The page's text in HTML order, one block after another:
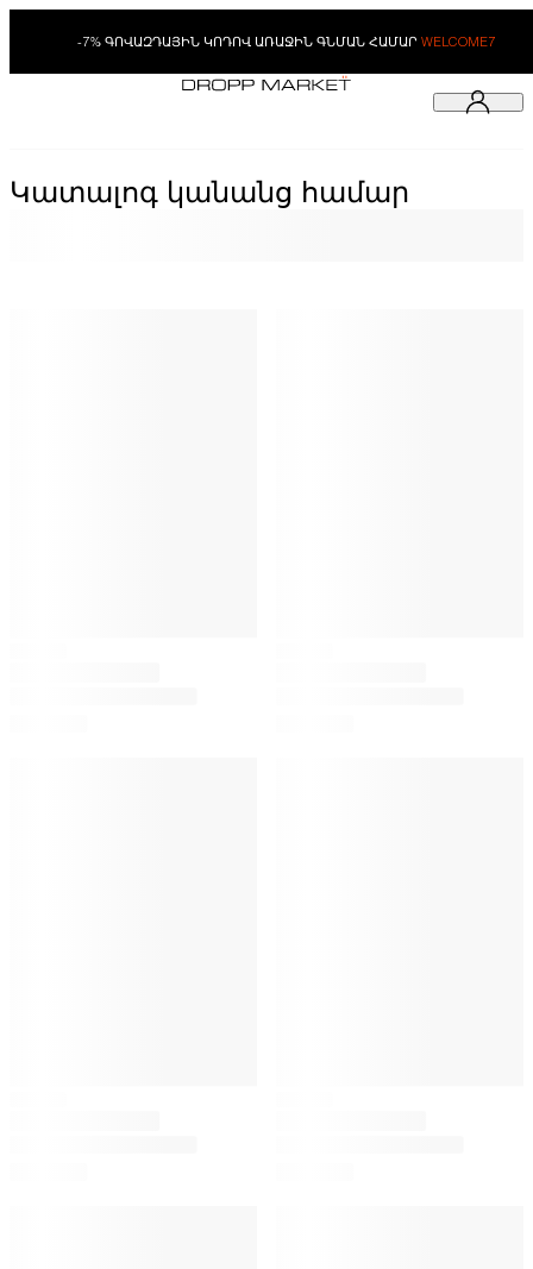
-7% ԳՈՎԱԶԴԱՅԻՆ ԿՈԴՈՎ ԱՌԱՋԻՆ ԳՆՄԱՆ ՀԱՄԱՐ WELCOME7
Կատալոգ կանանց համար